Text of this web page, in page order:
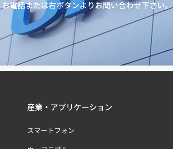
電話または右ボタンよりお問い合わせ下さい。
産業・アプリケーション
スマートフォン